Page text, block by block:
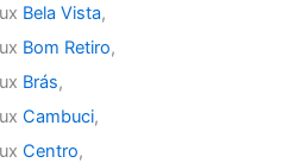
Bela Vista,
Bom Retiro,
Brás,
Cambuci,
Centro,